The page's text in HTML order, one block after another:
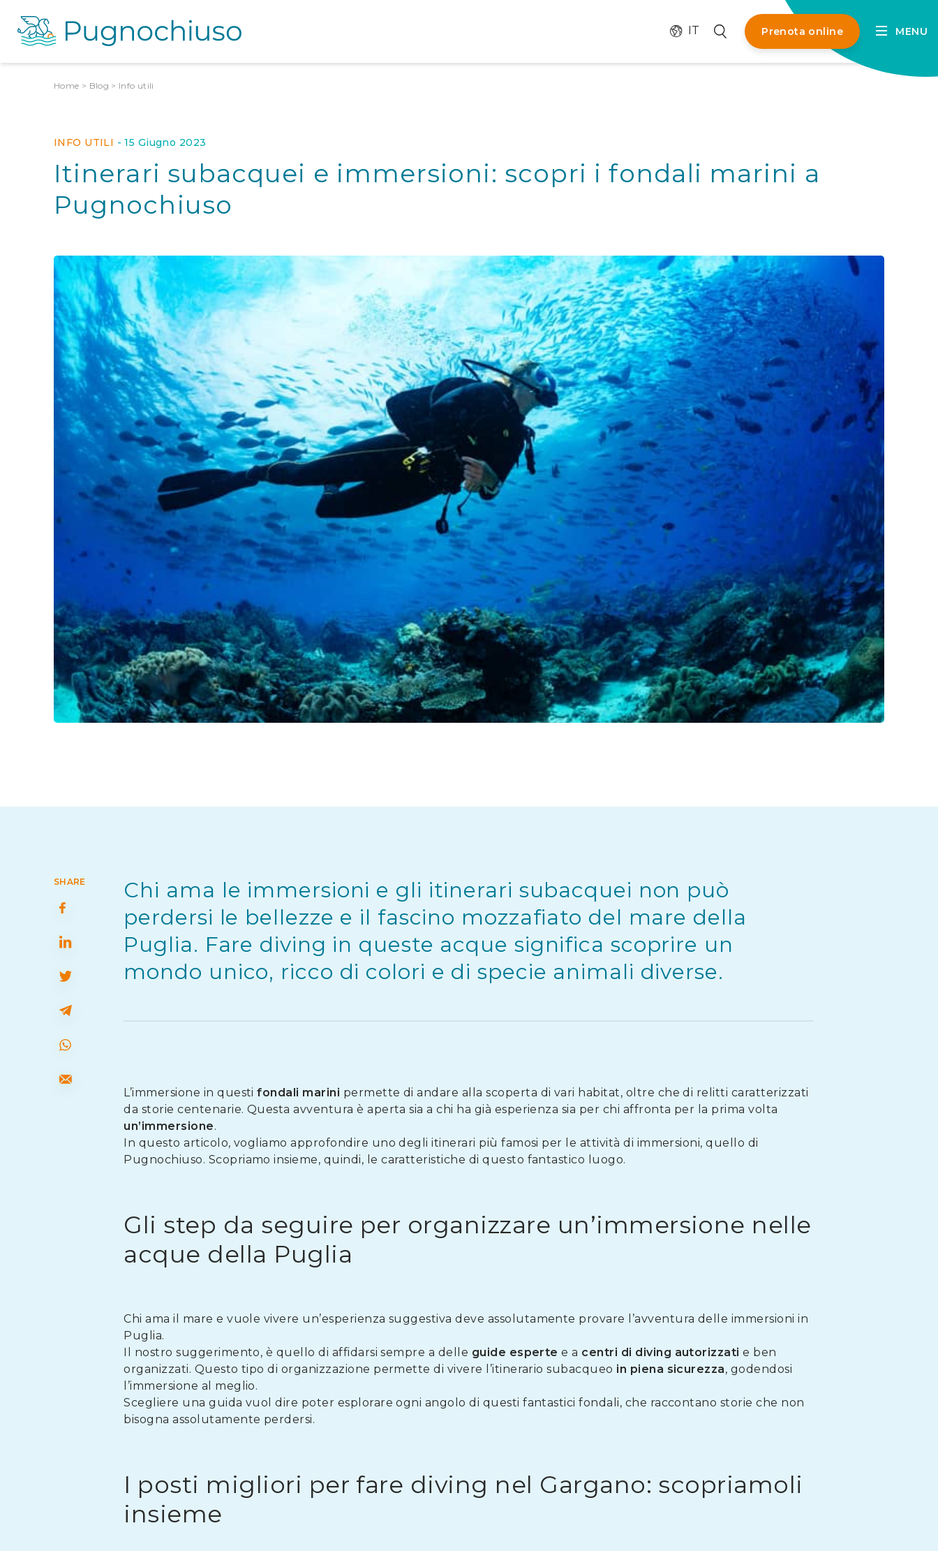
Cambia lingua
IT Cerca MENU
Prenota online
Home > Blog > Info utili
INFO UTILI -15 Giugno 2023
Itinerari subacquei e immersioni: scopri i fondali marini a
Pugnochiuso
SHARE
Chi ama le immersioni e gli itinerari subacquei non può
perdersi le bellezze e il fascino mozzafiato del mare della
Puglia. Fare diving in queste acque significa scoprire un
mondo unico, ricco di colori e di specie animali diverse.
L’immersione in questifondali marini permette di andare alla scoperta di vari habitat, oltre che di relitti caratterizzati
da storie centenarie. Questa avventura è aperta sia a chi ha già esperienza sia per chi affronta per la prima volta
un’immersione.
In questo articolo, vogliamo approfondire uno degli itinerari più famosi per le attività di immersioni, quello di
Pugnochiuso. Scopriamo insieme, quindi, le caratteristiche di questo fantastico luogo.
Gli step da seguire per organizzare un’immersione nelle
acque della Puglia
Chi ama il mare e vuole vivere un’esperienza suggestiva deve assolutamente provare l’avventura delle immersioni in
Puglia.
Il nostro suggerimento, è quello di affidarsi sempre a delle guide esperte e a centri di diving autorizzati e ben
organizzati. Questo tipo di organizzazione permette di vivere l’itinerario subacqueo in piena sicurezza, godendosi
l’immersione al meglio.
Scegliere una guida vuol dire poter esplorare ogni angolo di questi fantastici fondali, che raccontano storie che non
bisogna assolutamente perdersi.
I posti migliori per fare diving nel Gargano: scopriamoli
insieme